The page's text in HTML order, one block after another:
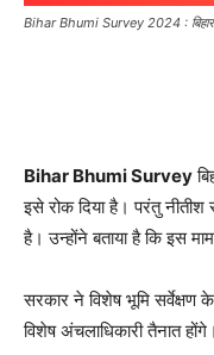
Bihar Bhumi Survey 2024 : बिहार के
Bihar Bhumi Survey
इसे रोक दिया है। परंतु
है। उन्होंने बताया है कि इस
सरकार ने विशेष भूमि सर्वेक्षण
विशेष अंचलाधिकारी तैनात होंगे।